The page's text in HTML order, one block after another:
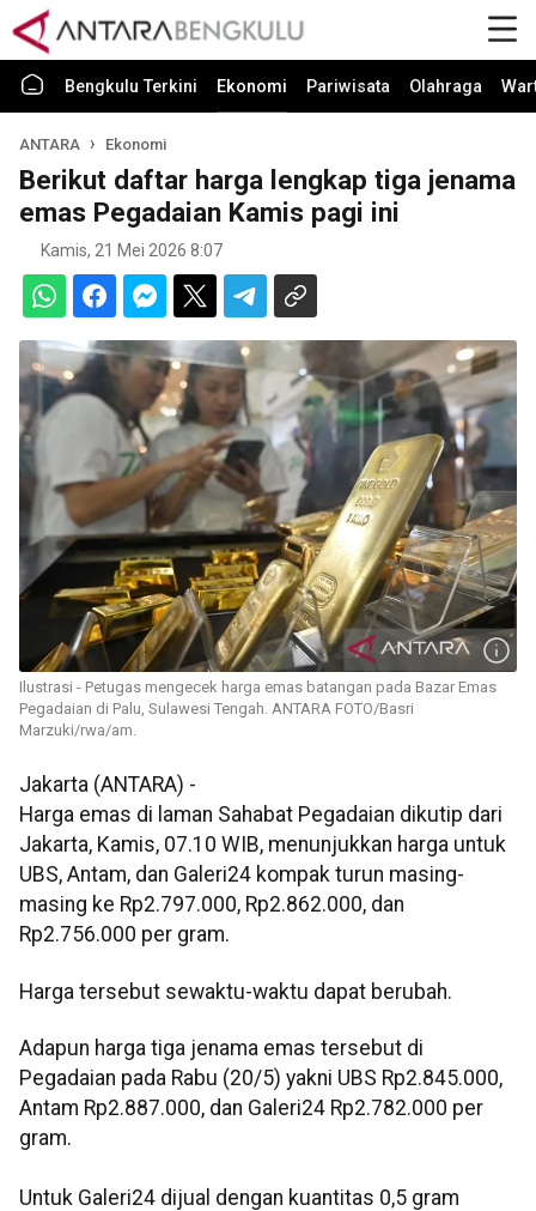
Bengkulu Terkini Ekonomi Pariwisata Olahraga
ANTARA Ekonomi
Berikut daftar harga lengkap tiga jenama
emas Pegadaian Kamis pagi ini
Kamis, 21 Mei 2026 8:07
Ilustrasi - Petugas mengecek harga emas batangan pada Bazar Emas
Pegadaian di Palu, Sulawesi Tengah. ANTARA FOTO/Basri
Marzuki/rwa/am.
Jakarta (ANTARA) -
Harga emas di laman Sahabat Pegadaian dikutip dari
Jakarta, Kamis, 07.10 WIB, menunjukkan harga untuk
UBS, Antam, dan Galeri24 kompak turun masing-
masing ke Rp2.797.000, Rp2.862.000, dan
Rp2.756.000 per gram.
Harga tersebut sewaktu-waktu dapat berubah.
Adapun harga tiga jenama emas tersebut di
Pegadaian pada Rabu (20/5) yakni UBS Rp2.845.000,
Antam Rp2.887.000, dan Galeri24 Rp2.782.000 per
gram.
Untuk Galeri24 dijual dengan kuantitas 0,5 gram